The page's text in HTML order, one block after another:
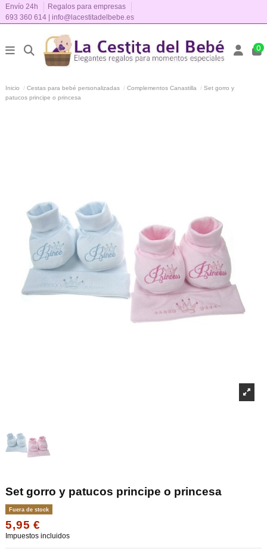
Envío 24h
Regalos para empresas
693 360 614 | info@lacestitadelbebe.es
0
Inicio Cestas para bebé personalizadas Complementos Canastilla
Set gorro y
patucos principe o princesa
Set gorro y patucos principe o princesa
Fuera de stock
5,95 €
Impuestos incluidos